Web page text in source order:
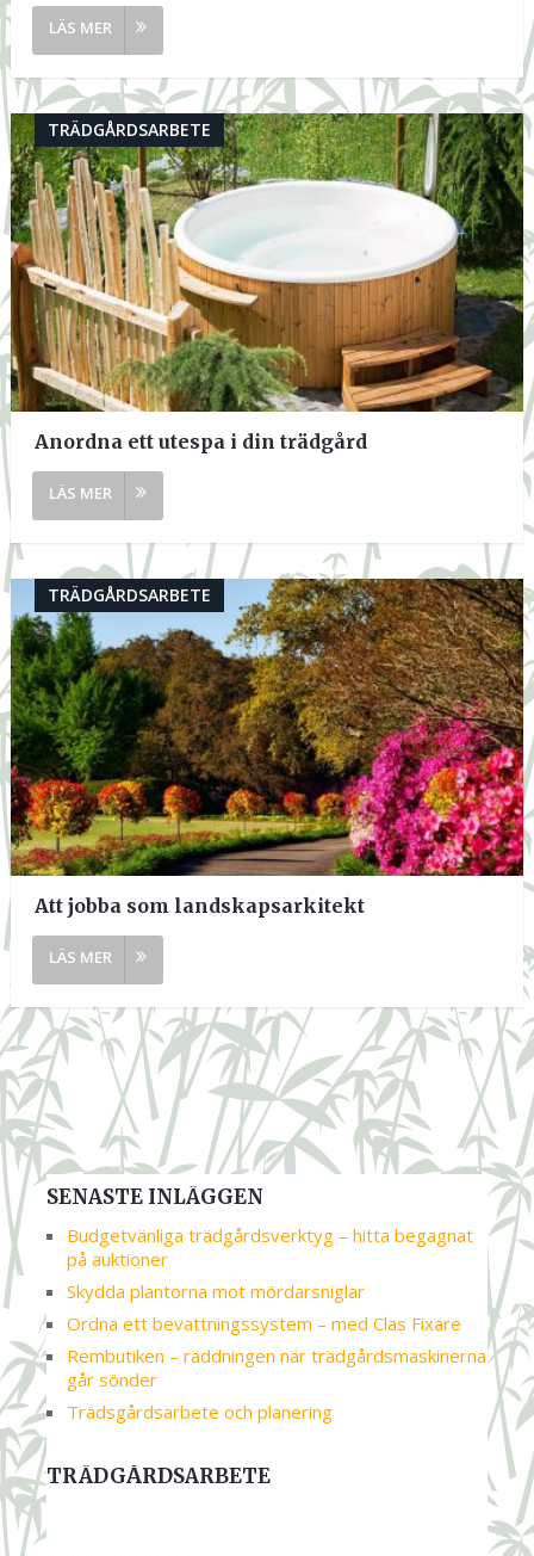
TRÄDGÅRDSARBETE
Anordna ett utespa i din trädgård
TRÄDGÅRDSARBETE
Att jobba som landskapsarkitekt
SENASTE INLÄGGEN
Budgetvänliga trädgårdsverktyg – hitta begagnat
på auktioner
Skydda plantorna mot mördarsniglar
Ordna ett bevattningssystem – med Clas Fixare
Rembutiken – räddningen när trädgårdsmaskinerna
går sönder
Trädsgårdsarbete och planering
TRÄDGÅRDSARBETE